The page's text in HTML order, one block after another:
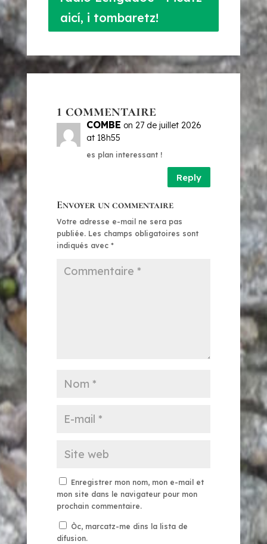
aicí, i tombaretz!
1 commentaire
COMBE on 27 de juillet 2026
at 18h55
es plan interessant !
Reply
Envoyer un commentaire
Votre adresse e-mail ne sera pas
publiée. Les champs obligatoires sont
indiqués avec *
Enregistrer mon nom, mon e-mail et
mon site dans le navigateur pour mon
prochain commentaire.
Òc, marcatz-me dins la lista de
difusion.